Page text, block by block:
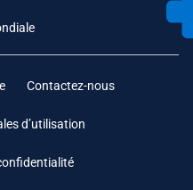
Contactez-nous
d’utilisation